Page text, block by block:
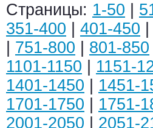
Страницы: 1-50
351-400
401-450
751-800 801-850
1101-1150
1151-
1401-1450
1451-
1701-1750
1751-
2001-2050
2051-